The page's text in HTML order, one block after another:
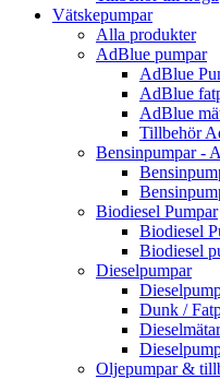
Vätskepumpar
Alla produkter
AdBlue pumpar
AdBlue
AdBlue
AdBlue
Tillbehör
Bensinpumpar -
Biodiesel Pumpar
Biodiesel
Biodiesel
Dieselpumpar
Dunk /
Oljepumpar &